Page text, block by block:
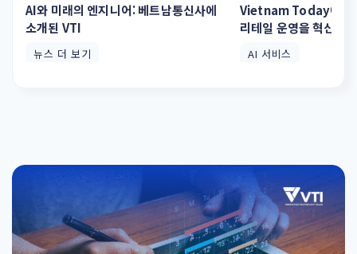
AI와 미래의 엔지니어: 베트남통신사에
소개된 VTI
뉴스 더 보기
Vietnam Today에 소
리테일 운영을 혁신하
AI 서비스